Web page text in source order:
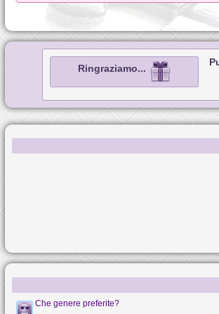
Ringraziamo...
Che genere preferite?